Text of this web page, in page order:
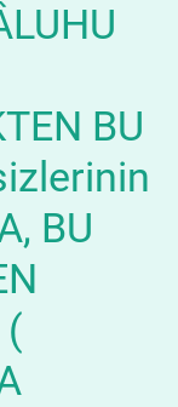
BU
BU
(